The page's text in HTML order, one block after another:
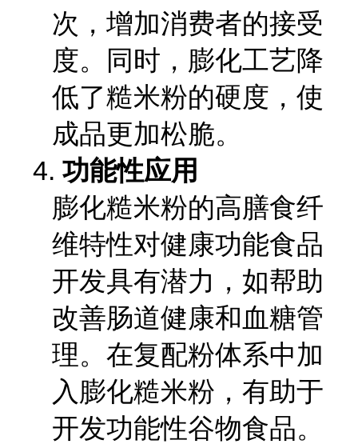
次，增加消费者的接受
度。同时，膨化工艺降
低了糙米粉的硬度，使
成品更加松脆。
4. 功能性应用
膨化糙米粉的高膳食纤
维特性对健康功能食品
开发具有潜力，如帮助
改善肠道健康和血糖管
理。在复配粉体系中加
入膨化糙米粉，有助于
开发功能性谷物食品。